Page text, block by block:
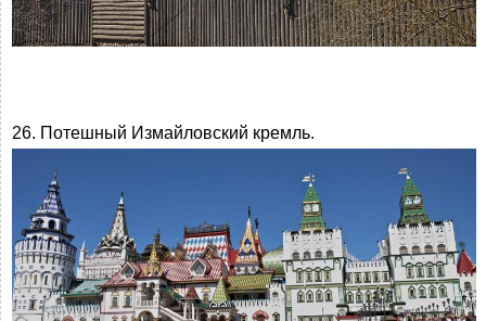
26. Потешный Измайловский кремль.